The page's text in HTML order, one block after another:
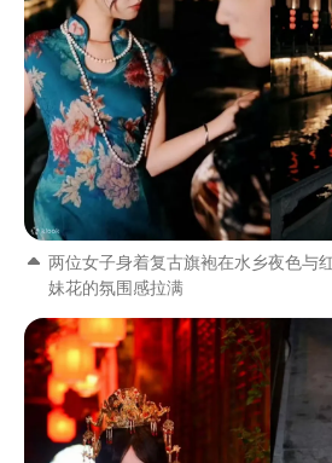
两位女子身着复古旗袍在水乡夜色与
妹花的氛围感拉满